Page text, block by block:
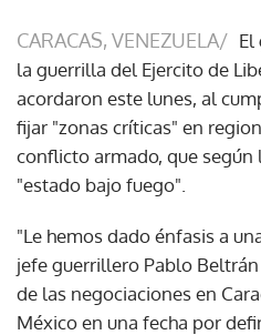
CARACAS, VENEZUELA/ El
la guerrilla del Ejercito de
acordaron este lunes, al
fijar "zonas críticas" en
conflicto armado, que según
"estado bajo fuego".
"Le hemos dado énfasis a
jefe guerrillero Pablo
de las negociaciones en
México en una fecha por